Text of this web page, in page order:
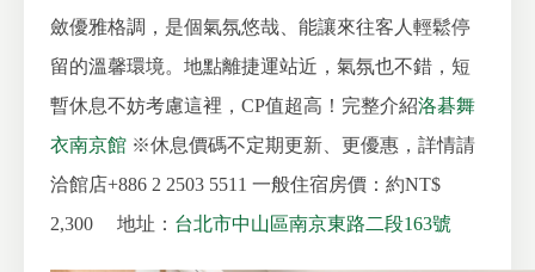
斂優雅格調，是個氣氛悠哉、能讓來往客人輕鬆停
留的溫馨環境。地點離捷運站近，氣氛也不錯，短
暫休息不妨考慮這裡，CP值超高！完整介紹洛碁舞
衣南京館 ※休息價碼不定期更新、更優惠，詳情請
洽館店+886 2 2503 5511 一般住宿房價：約NT$
2,300
地址： 台北市中山區南京東路二段163號